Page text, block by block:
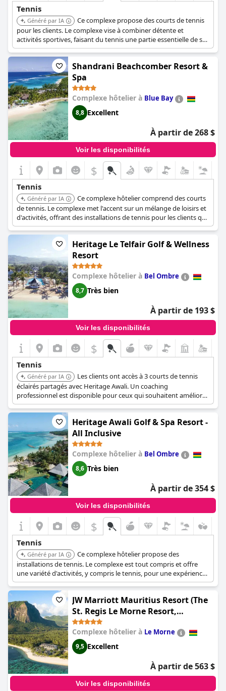
Tennis
Généré par IA
Ce complexe propose des courts de tennis
pour les clients. Le complexe vise à combiner détente et
activités sportives, faisant du tennis une partie essentielle de ses
offres récréatives.
Shandrani Beachcomber Resort &
Spa
Complexe hôtelier à Blue Bay
8,8 Excellent
À partir de 268 $
Voir les disponibilités
$
Tennis
Généré par IA
Ce complexe hôtelier comprend des courts
de tennis. Le complexe met l'accent sur un mélange de loisirs et
d'activités, offrant des installations de tennis pour les clients qui
aiment le sport.
Heritage Le Telfair Golf & Wellness
Resort
Complexe hôtelier à Bel Ombre
8,7 Très bien
À partir de 193 $
Voir les disponibilités
$
Tennis
Généré par IA
Les clients ont accès à 3 courts de tennis
éclairés partagés avec Heritage Awali. Un coaching
professionnel est disponible pour ceux qui souhaitent améliorer
leur jeu.
Heritage Awali Golf & Spa Resort -
All Inclusive
Complexe hôtelier à Bel Ombre
8,6 Très bien
À partir de 354 $
Voir les disponibilités
$
Tennis
Généré par IA
Ce complexe hôtelier propose des
installations de tennis. Le complexe est tout compris et offre
une variété d'activités, y compris le tennis, pour une expérience
de vacances complète.
JW Marriott Mauritius Resort (The
St. Regis Le Morne Resort,
Mauritius)
Complexe hôtelier à Le Morne
9,5 Excellent
À partir de 563 $
Voir les disponibilités